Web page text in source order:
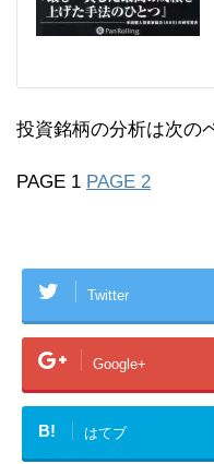
投資銘柄の分析は次の
PAGE 1 PAGE 2
Twitter
Google+
B! はてブ